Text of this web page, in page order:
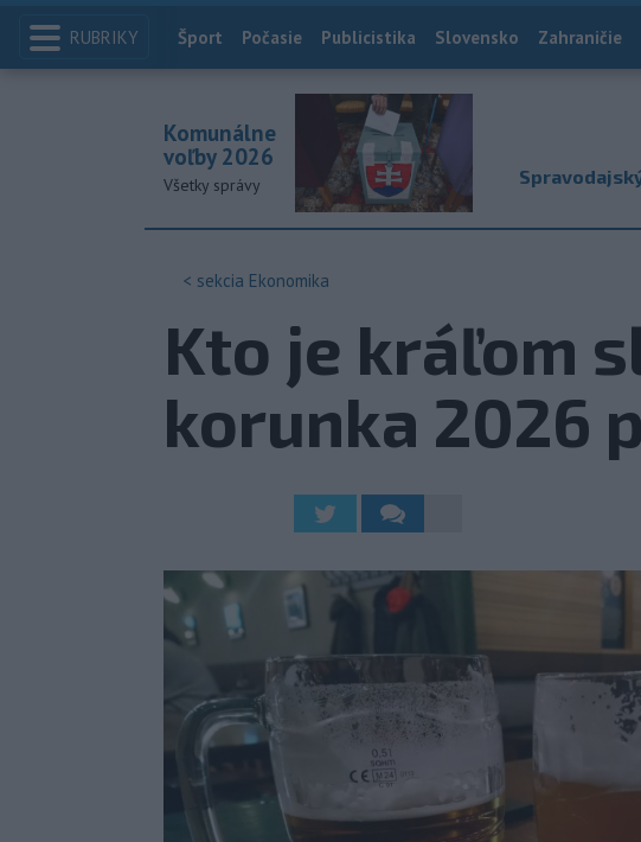
RUBRIKY Index
Šport Počasie Publicistika Slovensko Zahraničie
Komunálne
voľby 2026
Všetky správy
< sekcia Ekonomika
Kto je kráľom
korunka 2026